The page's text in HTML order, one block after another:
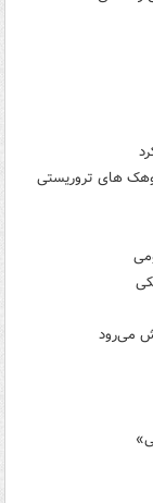
می‌رود